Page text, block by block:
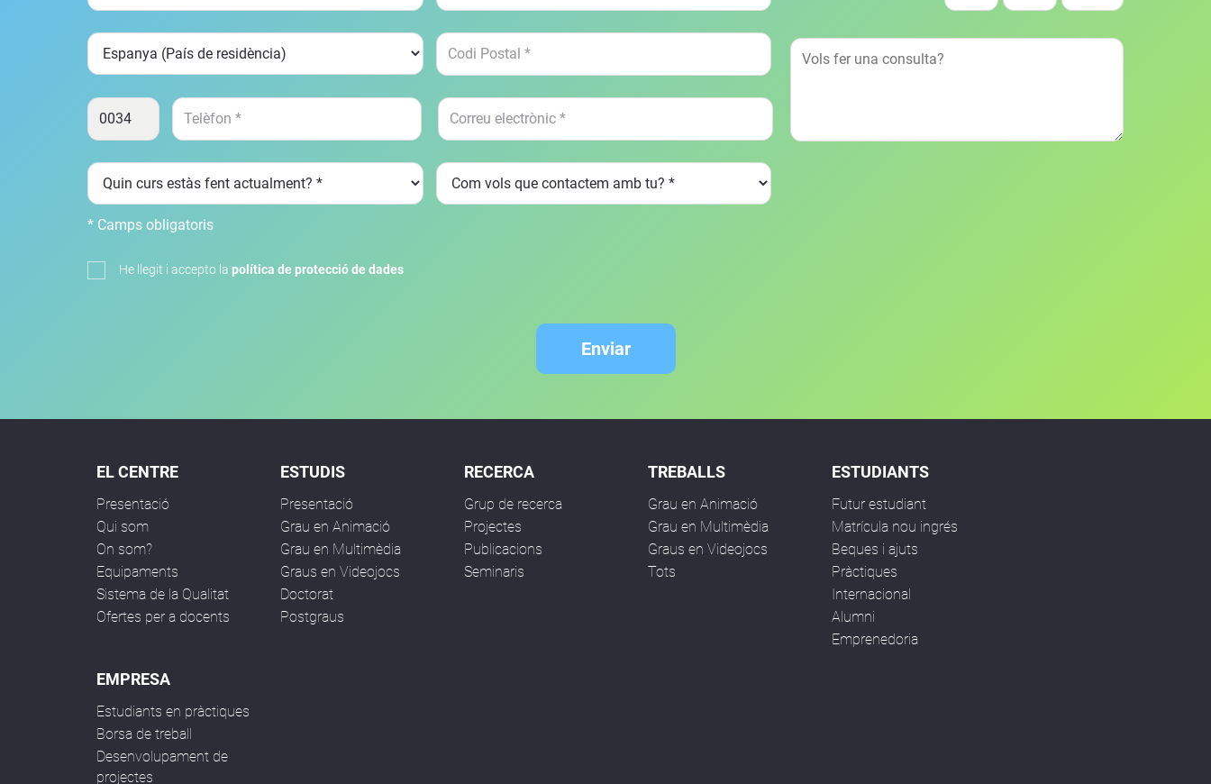
* Camps obligatoris
He llegit i accepto la política de protecció de dades
Enviar
EL CENTRE
Presentació
Qui som
On som?
Equipaments
Sistema de la Qualitat
Ofertes per a docents
ESTUDIS
Presentació
Grau en Animació
Grau en Multimèdia
Graus en Videojocs
Doctorat
Postgraus
RECERCA
Grup de recerca
Projectes
Publicacions
Seminaris
TREBALLS
Grau en Animació
Grau en Multimèdia
Graus en Videojocs
Tots
ESTUDIANTS
Futur estudiant
Matrícula nou ingrés
Beques i ajuts
Pràctiques
Internacional
Alumni
Emprenedoria
EMPRESA
Estudiants en pràctiques
Borsa de treball
Desenvolupament de
projectes